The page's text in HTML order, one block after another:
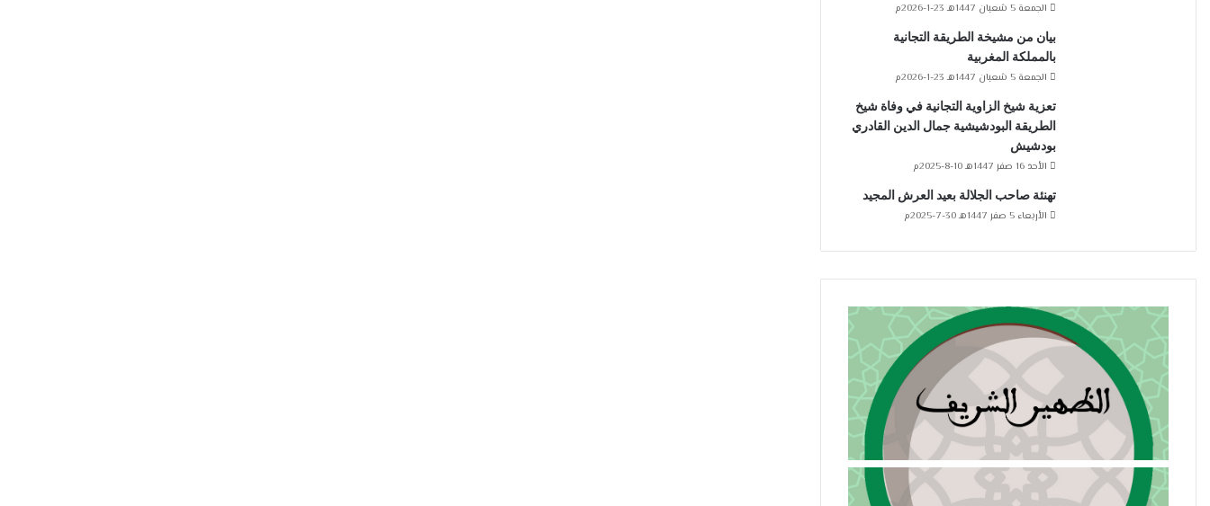
الجمعة 5 شعبان 1447هـ 23-1-2026م
بيان من مشيخة الطريقة التجانية
بالمملكة المغربية
الجمعة 5 شعبان 1447هـ 23-1-2026م
تعزية شيخ الزاوية التجانية في وفاة شيخ
الطريقة البودشيشية جمال الدين القادري
بودشيش
الأحد 16 صفر 1447هـ 10-8-2025م
تهنئة صاحب الجلالة بعيد العرش المجيد
الأربعاء 5 صفر 1447هـ 30-7-2025م